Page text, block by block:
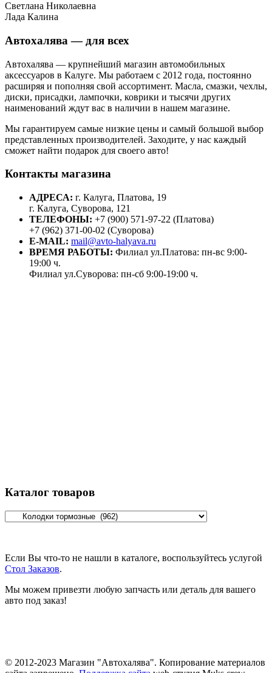
Светлана Николаевна
Лада Калина
Автохалява — для всех
Автохалява — крупнейший магазин автомобильных
аксессуаров в Калуге. Мы работаем с 2012 года, постоянно
расширяя и пополняя свой ассортимент. Масла, смазки, чехлы,
диски, присадки, лампочки, коврики и тысячи других
наименований ждут вас в наличии в нашем магазине.
Мы гарантируем самые низкие цены и самый большой выбор
представленных производителей. Заходите, у нас каждый
сможет найти подарок для своего авто!
Контакты магазина
АДРЕСА: г. Калуга, Платова, 19
г. Калуга, Суворова, 121
ТЕЛЕФОНЫ: +7 (900) 571-97-22 (Платова)
+7 (962) 371-00-02 (Суворова)
E-MAIL: mail@avto-halyava.ru
ВРЕМЯ РАБОТЫ: Филиал ул.Платова: пн-вс 9:00-
19:00 ч.
Филиал ул.Суворова: пн-сб 9:00-19:00 ч.
Каталог товаров
Если Вы что-то не нашли в каталоге, воспользуйтесь услугой
Стол Заказов.
Мы можем привезти любую запчасть или деталь для вашего
авто под заказ!
© 2012-2023 Магазин "Автохалява". Копирование материалов